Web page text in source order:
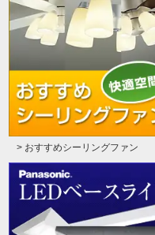
> おすすめシーリングファン